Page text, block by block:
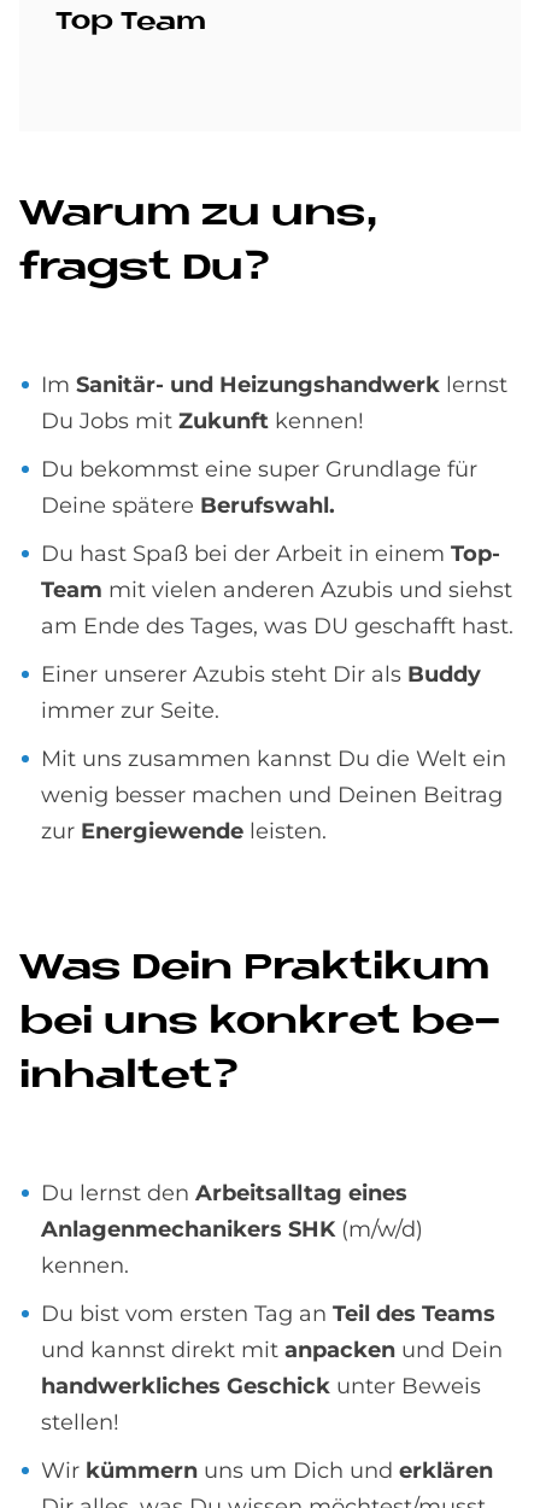
Top Team
Wa­rum zu uns,
fragst Du?
Im Sanitär- und Heizungshandwerk lernst
Du Jobs mit Zukunft kennen!
Du bekommst eine super Grundlage für
Deine spätere Berufswahl.
Du hast Spaß bei der Arbeit in einem Top-
Team mit vielen anderen Azubis und siehst
am Ende des Tages, was DU geschafft hast.
Einer unserer Azubis steht Dir als Buddy
immer zur Seite.
Mit uns zusammen kannst Du die Welt ein
wenig besser machen und Deinen Beitrag
zur Energiewende leisten.
Was Dein Prak­ti­kum
bei uns kon­kret be­
inhal­tet?
Du lernst den Arbeitsalltag eines
Anlagenmechanikers SHK(m/w/d)
kennen.
Du bist vom ersten Tag an Teil des Teams
und kannst direkt mit anpacken und Dein
handwerkliches Geschick unter Beweis
stellen!
Wir kümmern uns um Dich und erklären